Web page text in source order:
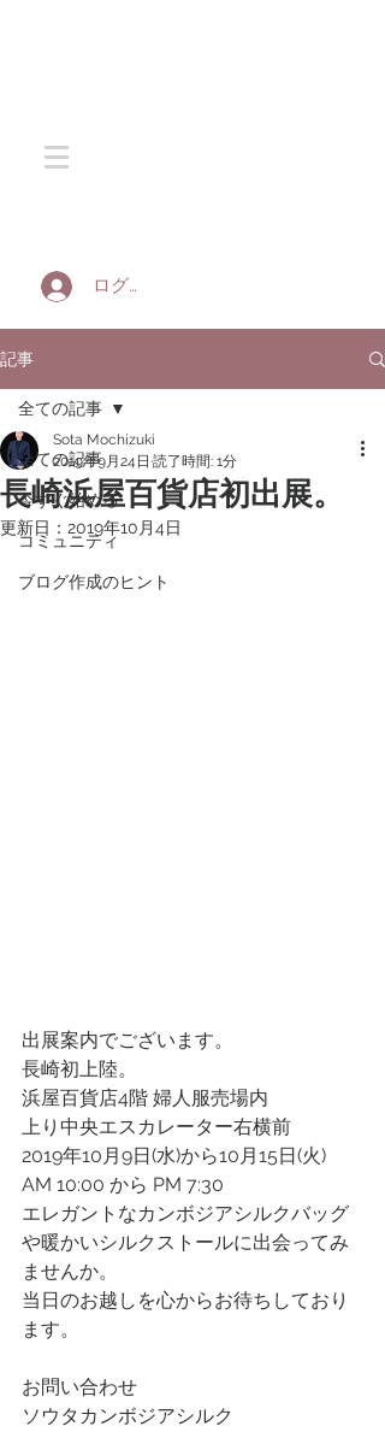
ログイン
記事
全ての記事
今すぐ始める
コミュニティ
ブログ作成のヒント
全ての記事
長崎浜屋百貨店初出展。
Sota Mochizuki
2019年9月24日 読了時間: 1分
更新日： 2019年10月4日
出展案内でございます。
長崎初上陸。
浜屋百貨店4階 婦人服売場内
上り中央エスカレーター右横前
2019年10月9日(水)から10月15日(火)
AM 10:00 から PM 7:30
エレガントなカンボジアシルクバッグ
や暖かいシルクストールに出会ってみ
ませんか。
当日のお越しを心からお待ちしており
ます。
お問い合わせ
ソウタカンボジアシルク